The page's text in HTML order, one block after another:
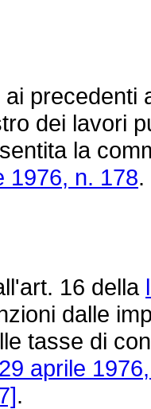
precedenti
dei lavori
la
1976, n. 178.
16 della
dalle
tasse di
aprile
.